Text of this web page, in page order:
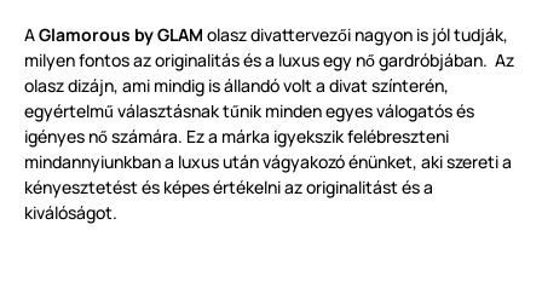
AGlamorous by GLAM olasz divattervezői nagyon is jól tudják,
milyen fontos az originalitás és a luxus egy nő gardróbjában. Az
olasz dizájn, ami mindig is állandó volt a divat színterén,
egyértelmű választásnak tűnik minden egyes válogatós és
igényes nő számára. Ez a márka igyekszik felébreszteni
mindannyiunkban a luxus után vágyakozó énünket, aki szereti a
kényesztetést és képes értékelni az originalitást és a
kiválóságot.